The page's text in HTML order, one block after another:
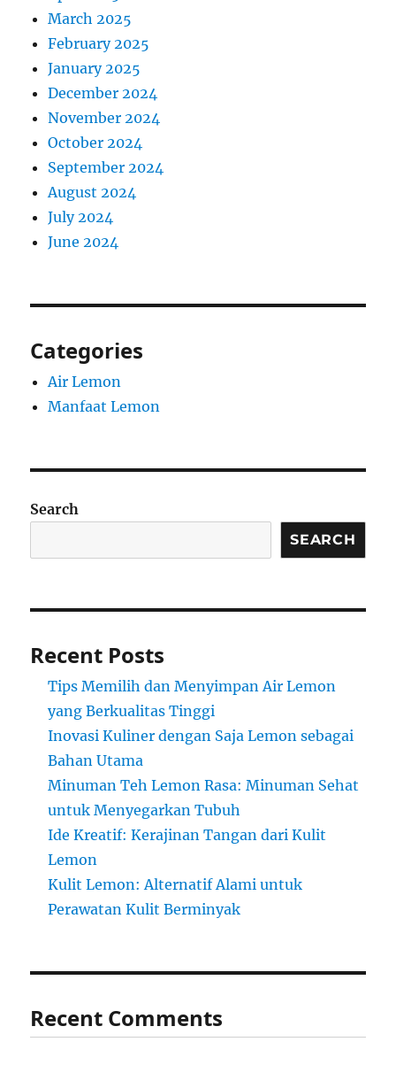
March 2025
February 2025
January 2025
December 2024
November 2024
October 2024
September 2024
August 2024
July 2024
June 2024
Categories
Air Lemon
Manfaat Lemon
Search
SEARCH
Recent Posts
Tips Memilih dan Menyimpan Air Lemon
yang Berkualitas Tinggi
Inovasi Kuliner dengan Saja Lemon sebagai
Bahan Utama
Minuman Teh Lemon Rasa: Minuman Sehat
untuk Menyegarkan Tubuh
Ide Kreatif: Kerajinan Tangan dari Kulit
Lemon
Kulit Lemon: Alternatif Alami untuk
Perawatan Kulit Berminyak
Recent Comments